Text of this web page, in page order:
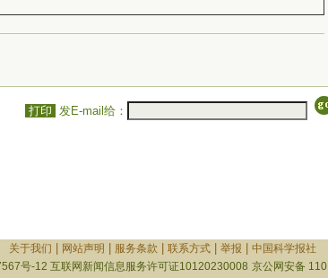
打印 发E-mail给：
关于我们 网站声明 服务条款 联系方式| 举报
中国科学报社
号-12 互联网新闻信息服务许可证10120230008 京公网安备